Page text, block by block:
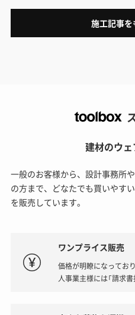
施工記事
建材のウ
一般のお客様から、設計事務所
の方まで、どなたでも買いやす
を販売しています。
ワンプライス販売
価格が明瞭になってお
人事業主様には「請求書